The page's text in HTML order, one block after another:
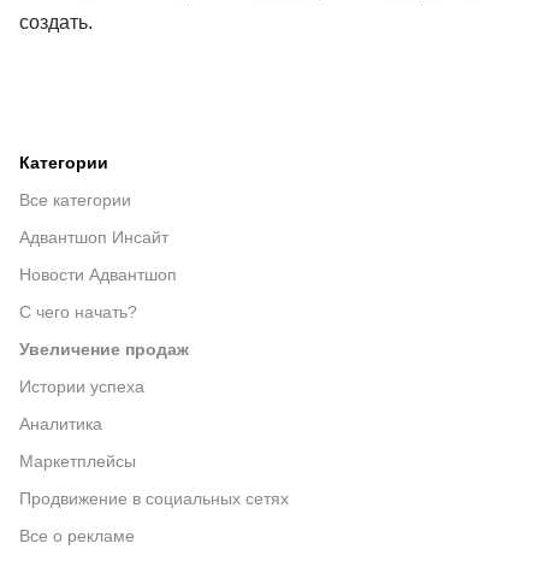
Категории
Все категории
Адвантшоп Инсайт
Новости Адвантшоп
С чего начать?
Увеличение продаж
Истории успеха
Аналитика
Маркетплейсы
Продвижение в социальных сетях
Все о рекламе
создать.